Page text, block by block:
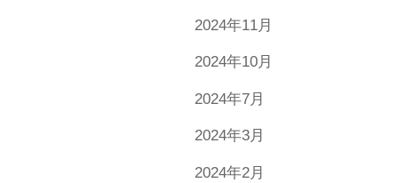
2024年11月
2024年10月
2024年7月
2024年3月
2024年2月